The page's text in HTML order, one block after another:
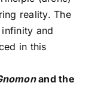
reality. The
and
in this
and the